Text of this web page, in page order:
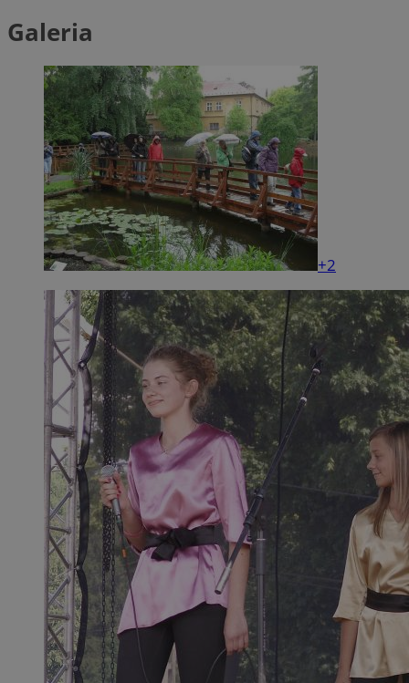
Galeria
+2